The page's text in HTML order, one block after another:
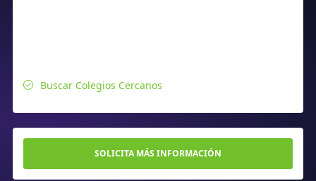
Buscar Colegios Cercanos
SOLICITA MÁS INFORMACIÓN